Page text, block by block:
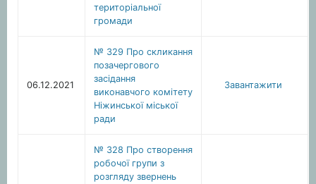
територіальної
громади
06.12.2021
№ 329 Про скликання
позачергового
засідання
виконавчого комітету
Ніжинської міської
ради
Завантажити
№ 328 Про створення
робочої групи з
розгляду звернень